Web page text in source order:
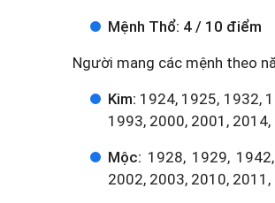
Mệnh Thổ: 4 / 10 điểm
Người mang các mệnh theo
Kim: 1924, 1925, 1932,
1993, 2000, 2001,
Mộc: 1928, 1929,
2002, 2003, 2010,